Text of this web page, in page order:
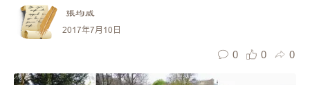
張均威
2017年7月10日
0 0 0